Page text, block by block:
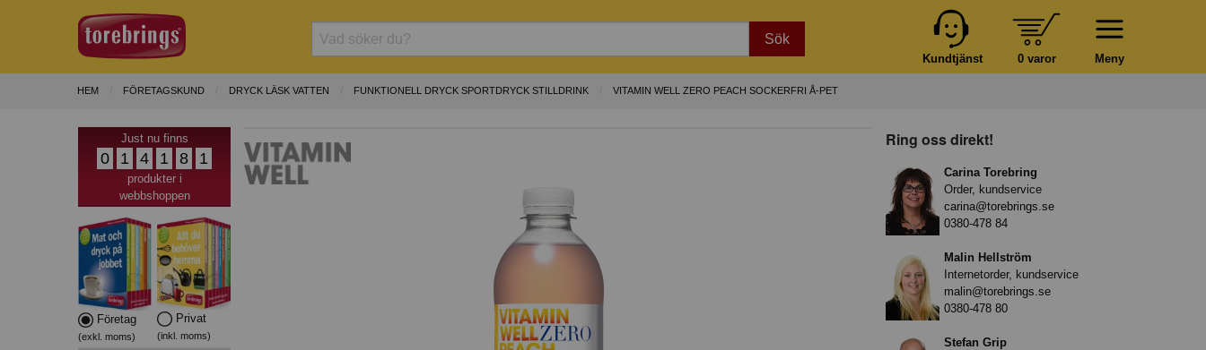
Sök
Meny
0 varor
Kundtjänst
HEM FÖRETAGSKUND DRYCK LÄSK VATTEN FUNKTIONELL DRYCK SPORTDRYCK STILLDRINK VITAMIN WELL ZERO PEACH SOCKERFRI Å-PET
Just nu finns
0 1 4 1 8 1
produkter i
webbshoppen
Företag
(exkl. moms)
Privat
(inkl. moms)
Ring oss direkt!
Carina Torebring
Order, kundservice
carina@torebrings.se
0380-478 84
Malin Hellström
Internetorder, kundservice
malin@torebrings.se
0380-478 80
Stefan Grip